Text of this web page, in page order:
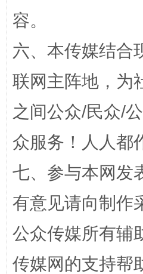
容。
六、本传媒结合
联网主阵地，为
之间公众/民众/
众服务！人人都
七、参与本网发
有意见请向制作
公众传媒所有辅
传媒网的支持帮